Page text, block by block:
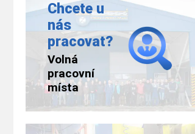
Chcete u
nás
pracovat?
Volná
pracovní
místa